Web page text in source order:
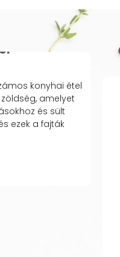
konyhai étel
amelyet
és sült
ezek a fajták